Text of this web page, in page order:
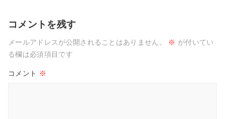
コメントを残す
メールアドレスが公開されることはありません。 ※ が付いてい
る欄は必須項目です
コメント ※